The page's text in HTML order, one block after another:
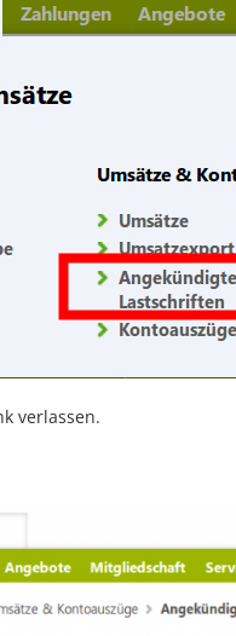
verlassen.